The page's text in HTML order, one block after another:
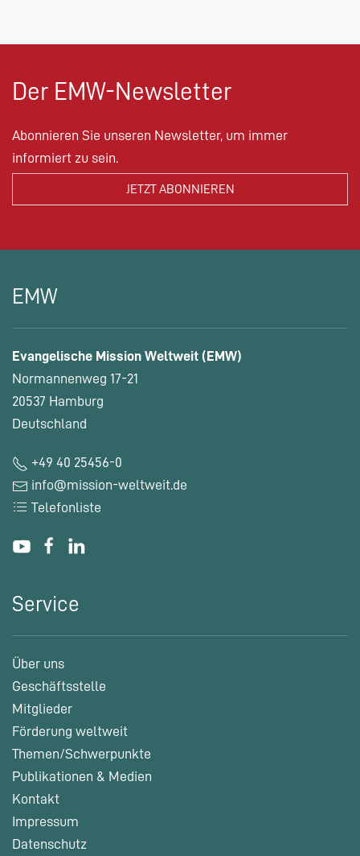
Der EMW-Newsletter
Abonnieren Sie unseren Newsletter, um immer
informiert zu sein.
EMW
Evangelische Mission Weltweit (EMW)
Normannenweg 17-21
20537 Hamburg
Deutschland
+49 40 25456-0
info@mission-weltweit.de
Telefonliste
Service
Über uns
Geschäftsstelle
Mitglieder
Förderung weltweit
Themen/Schwerpunkte
Publikationen & Medien
Kontakt
Impressum
Datenschutz